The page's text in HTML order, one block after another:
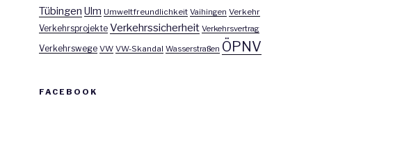
Tübingen Ulm Umweltfreundlichkeit Vaihingen Verkehr
Verkehrsprojekte Verkehrssicherheit Verkehrsvertrag
Verkehrswege VW VW-Skandal Wasserstraßen ÖPNV
FACEBOOK